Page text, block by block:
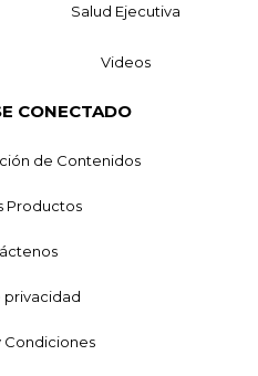
Salud Ejecutiva
Videos
CONECTADO
de Contenidos
Productos
privacidad
Condiciones